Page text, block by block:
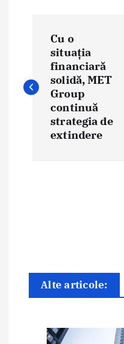
v
i
Cu o
situația
financiară
solidă, MET
Group
continuă
strategia de
extindere
Alte articole: